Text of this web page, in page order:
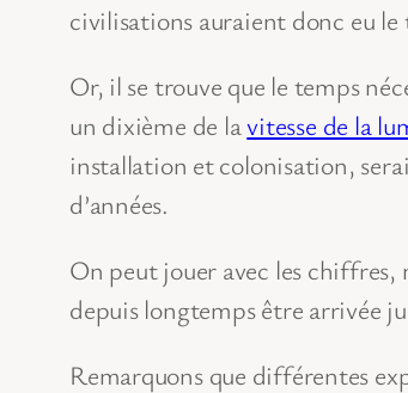
civilisations auraient donc eu le
Or, il se trouve que le temps
un dixième de lavitesse de la
installation et colonisation,
d’années.
On peut jouer avec les chiffres,
depuis longtemps être arrivée
Remarquons que différentes